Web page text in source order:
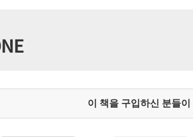
이 책을 구입하신 분들이